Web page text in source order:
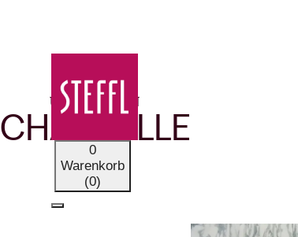
0
Warenkorb
(0)
UNSERE MARKEN
CHANTELLE